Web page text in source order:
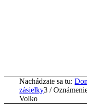
Nachádzate sa tu:
zásielky3 /
Volko